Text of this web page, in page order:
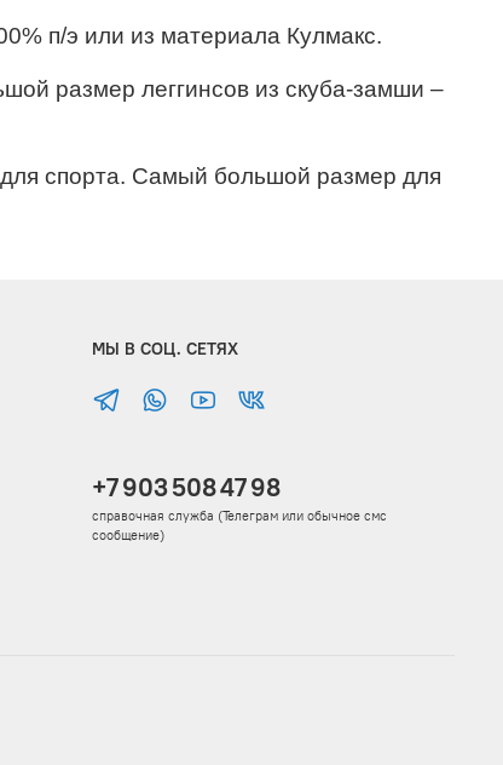
п/э или из материала Кулмакс.
размер леггинсов из скуба-замши –
спорта. Самый большой размер для
МЫ В СОЦ. СЕТЯХ
+7 903 508 47 98
справочная служба (Телеграм или обычное смс
сообщение)